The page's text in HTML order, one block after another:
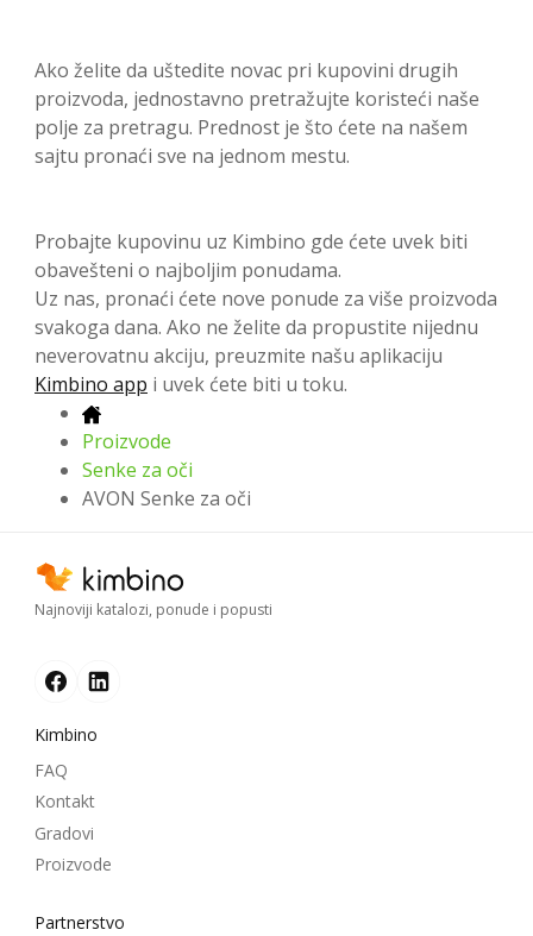
Ako želite da uštedite novac pri kupovini drugih
proizvoda, jednostavno pretražujte koristeći naše
polje za pretragu. Prednost je što ćete na našem
sajtu pronaći sve na jednom mestu.
Probajte kupovinu uz Kimbino gde ćete uvek biti
obavešteni o najboljim ponudama.
Uz nas, pronaći ćete nove ponude za više proizvoda
svakoga dana. Ako ne želite da propustite nijednu
neverovatnu akciju, preuzmite našu aplikaciju
Kimbino app i uvek ćete biti u toku.
Proizvode
Senke za oči
AVON Senke za oči
Najnoviji katalozi, ponude i popusti
Kimbino
FAQ
Kontakt
Gradovi
Proizvode
Partnerstvo